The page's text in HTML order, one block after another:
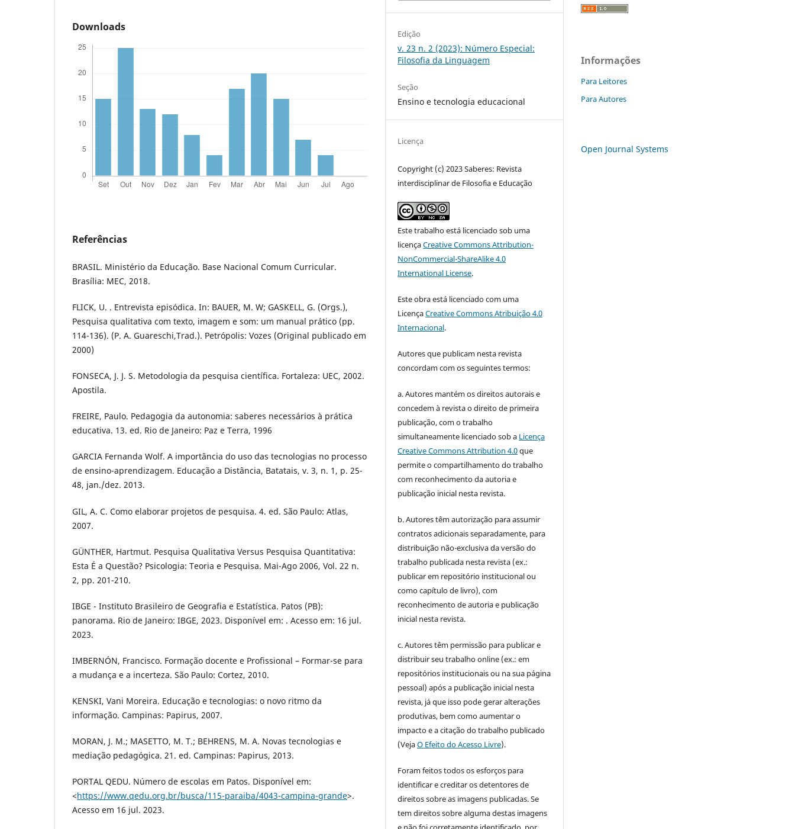
Downloads
Referências
BRASIL. Ministério da Educação. Base Nacional Comum Curricular.
Brasília: MEC, 2018.
FLICK, U. . Entrevista episódica. In: BAUER, M. W; GASKELL, G. (Orgs.),
Pesquisa qualitativa com texto, imagem e som: um manual prático (pp.
114-136). (P. A. Guareschi,Trad.). Petrópolis: Vozes (Original publicado em
2000)
FONSECA, J. J. S. Metodologia da pesquisa científica. Fortaleza: UEC, 2002.
Apostila.
FREIRE, Paulo. Pedagogia da autonomia: saberes necessários à prática
educativa. 13. ed. Rio de Janeiro: Paz e Terra, 1996
GARCIA Fernanda Wolf. A importância do uso das tecnologias no processo
de ensino-aprendizagem. Educação a Distância, Batatais, v. 3, n. 1, p. 25-
48, jan./dez. 2013.
GIL, A. C. Como elaborar projetos de pesquisa. 4. ed. São Paulo: Atlas,
2007.
GÜNTHER, Hartmut. Pesquisa Qualitativa Versus Pesquisa Quantitativa:
Esta É a Questão? Psicologia: Teoria e Pesquisa. Mai-Ago 2006, Vol. 22 n.
2, pp. 201-210.
IBGE - Instituto Brasileiro de Geografia e Estatística. Patos (PB):
panorama. Rio de Janeiro: IBGE, 2023. Disponível em: . Acesso em: 16 jul.
2023.
IMBERNÓN, Francisco. Formação docente e Profissional – Formar-se para
a mudança e a incerteza. São Paulo: Cortez, 2010.
KENSKI, Vani Moreira. Educação e tecnologias: o novo ritmo da
informação. Campinas: Papirus, 2007.
MORAN, J. M.; MASETTO, M. T.; BEHRENS, M. A. Novas tecnologias e
mediação pedagógica. 21. ed. Campinas: Papirus, 2013.
PORTAL QEDU. Número de escolas em Patos. Disponível em:
<https://www.qedu.org.br/busca/115-paraiba/4043-campina-grande>.
Acesso em 16 jul. 2023.
Edição
v. 23 n. 2 (2023): Número Especial:
Filosofia da Linguagem
Seção
Ensino e tecnologia educacional
Licença
Copyright (c) 2023 Saberes: Revista
interdisciplinar de Filosofia e Educação
Este trabalho está licenciado sob uma
licençaCreative Commons Attribution-
NonCommercial-ShareAlike 4.0
International License.
Este obra está licenciado com uma
LicençaCreative Commons Atribuição 4.0
Internacional.
Autores que publicam nesta revista
concordam com os seguintes termos:
a. Autores mantém os direitos autorais e
concedem à revista o direito de primeira
publicação, com o trabalho
simultaneamente licenciado sob a Licença
Creative Commons Attribution 4.0que
permite o compartilhamento do trabalho
com reconhecimento da autoria e
publicação inicial nesta revista.
b. Autores têm autorização para assumir
contratos adicionais separadamente, para
distribuição não-exclusiva da versão do
trabalho publicada nesta revista (ex.:
publicar em repositório institucional ou
como capítulo de livro), com
reconhecimento de autoria e publicação
inicial nesta revista.
c. Autores têm permissão para publicar e
distribuir seu trabalho online (ex.: em
repositórios institucionais ou na sua página
pessoal) após a publicação inicial nesta
revista, já que isso pode gerar alterações
produtivas, bem como aumentar o
impacto e a citação do trabalho publicado
(VejaO Efeito do Acesso Livre).
Foram feitos todos os esforços para
identificar e creditar os detentores de
direitos sobre as imagens publicadas. Se
tem direitos sobre alguma destas imagens
Informações
Para Leitores
Para Autores
Open Journal Systems